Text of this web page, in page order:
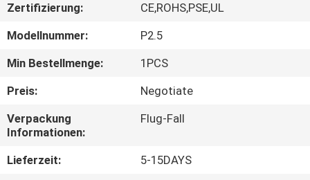
ÜBER
UNS
FABRIK-
AUSFLUG
QUALITÄTSKONTROLLE
Zertifizierung:
CE,ROHS,PSE,UL
Modellnummer:
P2.5
Min Bestellmenge:
1PCS
Preis:
Negotiate
Verpackung
Informationen:
Flug-Fall
Lieferzeit:
5-15DAYS